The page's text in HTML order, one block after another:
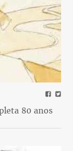
80 anos